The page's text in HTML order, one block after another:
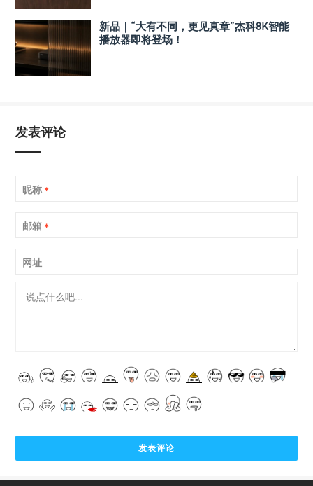
新品｜“大有不同，更见真章”杰科8K智能
播放器即将登场！
发表评论
昵称 *
邮箱 *
网址